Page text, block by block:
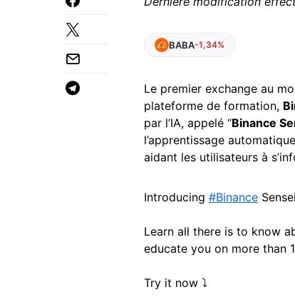
BABA-1,34%
Le premier exchange au
plateforme de formation,
par l’IA, appelé “Binance
l’apprentissage
aidant les utilisateurs à
Introducing #Binance
Learn all there is to know
educate you on more than
Try it now ⤵️